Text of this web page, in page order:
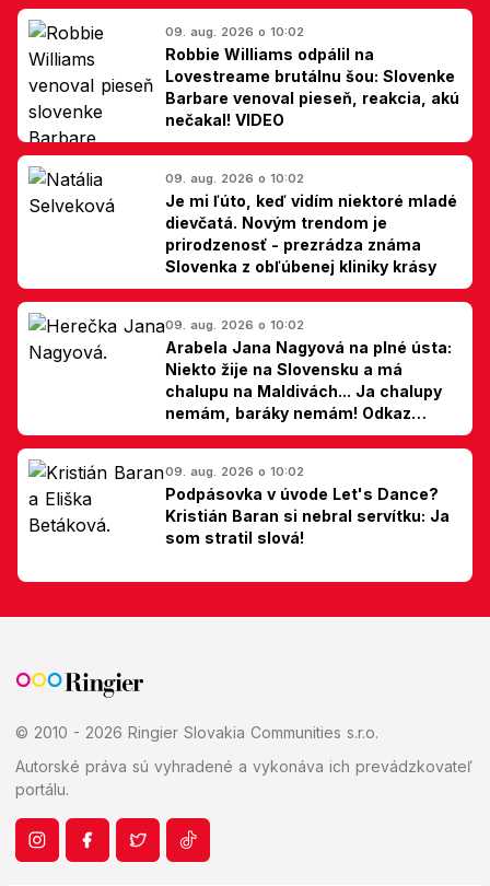
09. aug. 2026 o 10:02
Robbie Williams odpálil na
Lovestreame brutálnu šou: Slovenke
Barbare venoval pieseň, reakcia, akú
nečakal! VIDEO
09. aug. 2026 o 10:02
Je mi ľúto, keď vidím niektoré mladé
dievčatá. Novým trendom je
prirodzenosť - prezrádza známa
Slovenka z obľúbenej kliniky krásy
09. aug. 2026 o 10:02
Arabela Jana Nagyová na plné ústa:
Niekto žije na Slovensku a má
chalupu na Maldivách... Ja chalupy
nemám, baráky nemám! Odkaz
Slovákom
09. aug. 2026 o 10:02
Podpásovka v úvode Let's Dance?
Kristián Baran si nebral servítku: Ja
som stratil slová!
© 2010 - 2026 Ringier Slovakia Communities s.r.o.
Autorské práva sú vyhradené a vykonáva ich prevádzkovateľ
portálu.